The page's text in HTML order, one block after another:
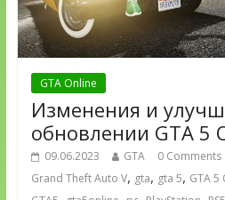
GTA Online
Изменения и
обновлении GTA 5
09.06.2023 GTA 0 Comments
Grand Theft Auto V, gta, gta 5, GTA 5